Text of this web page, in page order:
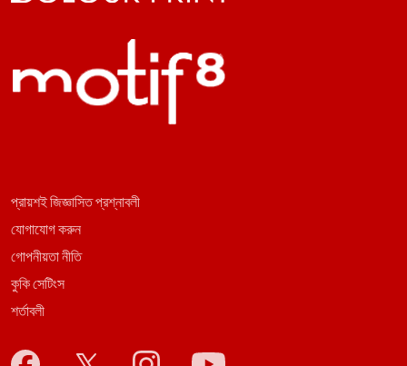
প্রায়শই জিজ্ঞাসিত প্রশ্নাবলী
যোগাযোগ করুন
গোপনীয়তা নীতি
কুকি সেটিংস
শর্তাবলী